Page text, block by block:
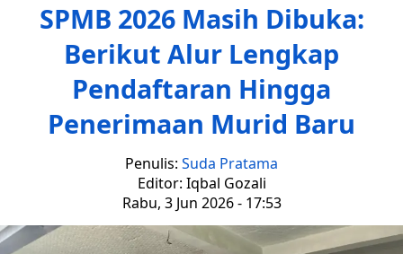
SPMB 2026 Masih Dibuka:
Berikut Alur Lengkap
Pendaftaran Hingga
Penerimaan Murid Baru
Penulis: Suda Pratama
Editor: Iqbal Gozali
Rabu, 3 Jun 2026 - 17:53